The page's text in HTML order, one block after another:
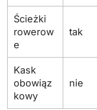
Ścieżki
rowerow
e
tak
Kask
obowiąz
kowy
nie